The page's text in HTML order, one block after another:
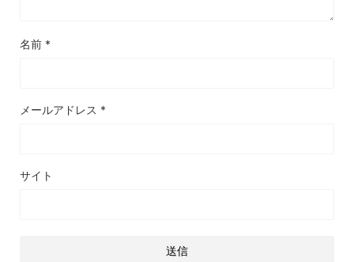
名前 *
メールアドレス *
サイト